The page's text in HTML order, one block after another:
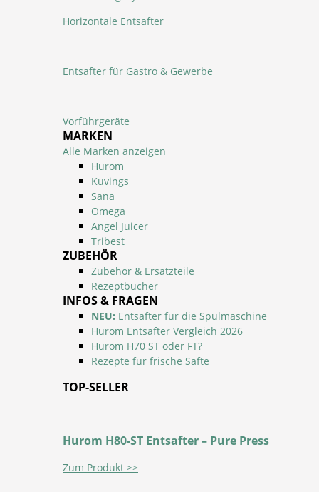
Horizontale Entsafter
Entsafter für Gastro & Gewerbe
Vorführgeräte
MARKEN
Alle Marken anzeigen
Hurom
Kuvings
Sana
Omega
Angel Juicer
Tribest
ZUBEHÖR
Zubehör & Ersatzteile
Rezeptbücher
INFOS & FRAGEN
NEU: Entsafter für die Spülmaschine
Hurom Entsafter Vergleich 2026
Hurom H70 ST oder FT?
Rezepte für frische Säfte
TOP-SELLER
Hurom H80-ST Entsafter – Pure Press
Zum Produkt >>